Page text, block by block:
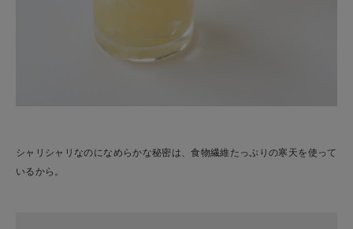
シャリシャリなのになめらかな秘密は、食物繊維たっぷりの寒天を使って
いるから。